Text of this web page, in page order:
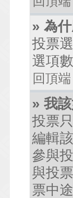
» 為
投票
選項
回頂端
» 我
投票
編輯
參與
與投
票中